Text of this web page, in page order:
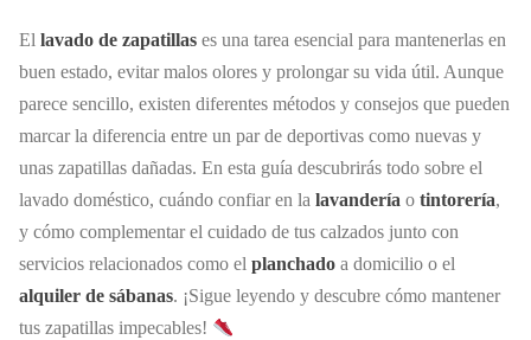
El lavado de zapatillas es una tarea esencial para mantenerlas en
buen estado, evitar malos olores y prolongar su vida útil. Aunque
parece sencillo, existen diferentes métodos y consejos que pueden
marcar la diferencia entre un par de deportivas como nuevas y
unas zapatillas dañadas. En esta guía descubrirás todo sobre el
lavado doméstico, cuándo confiar en la lavandería o tintorería,
y cómo complementar el cuidado de tus calzados junto con
servicios relacionados como el planchado a domicilio o el
alquiler de sábanas. ¡Sigue leyendo y descubre cómo mantener
tus zapatillas impecables!